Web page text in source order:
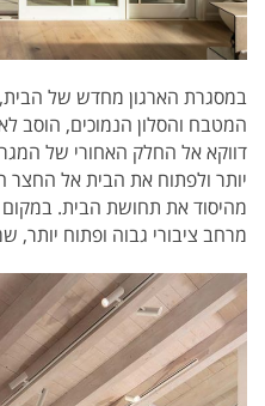
במסגרת הארגון מחדש של
המטבח והסלון הנמוכים, הוסב
דווקא אל החלק האחורי של
יותר ולפתוח את הבית אל החצר
מהיסוד את תחושת הבית. במקום
מרחב ציבורי גבוה ופתוח יותר,